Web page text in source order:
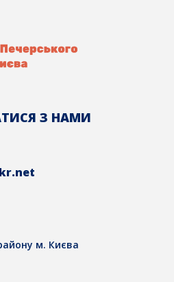
З НАМИ
м. Києва